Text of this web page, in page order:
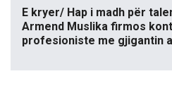
E kryer/ Hap i madh për
Armend Muslika firmos
profesioniste me gjigantin